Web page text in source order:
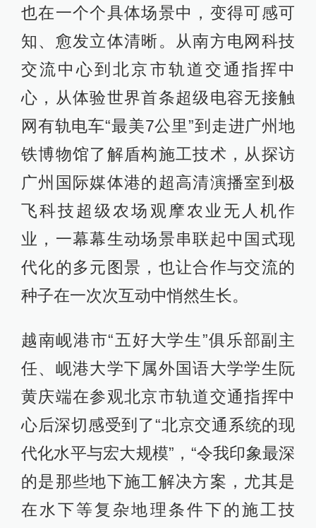
也在一个个具体场景中，变得可感可
知、愈发立体清晰。从南方电网科技
交流中心到北京市轨道交通指挥中
心，从体验世界首条超级电容无接触
网有轨电车“最美7公里”到走进广州地
铁博物馆了解盾构施工技术，从探访
广州国际媒体港的超高清演播室到极
飞科技超级农场观摩农业无人机作
业，一幕幕生动场景串联起中国式现
代化的多元图景，也让合作与交流的
种子在一次次互动中悄然生长。
越南岘港市“五好大学生”俱乐部副主
任、岘港大学下属外国语大学学生阮
黄庆端在参观北京市轨道交通指挥中
心后深切感受到了“北京交通系统的现
代化水平与宏大规模”，“令我印象最深
的是那些地下施工解决方案，尤其是
在水下等复杂地理条件下的施工技